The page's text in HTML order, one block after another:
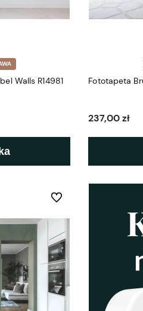
Walls R14981 Fototapeta
237,00 zł
Do ulubionych